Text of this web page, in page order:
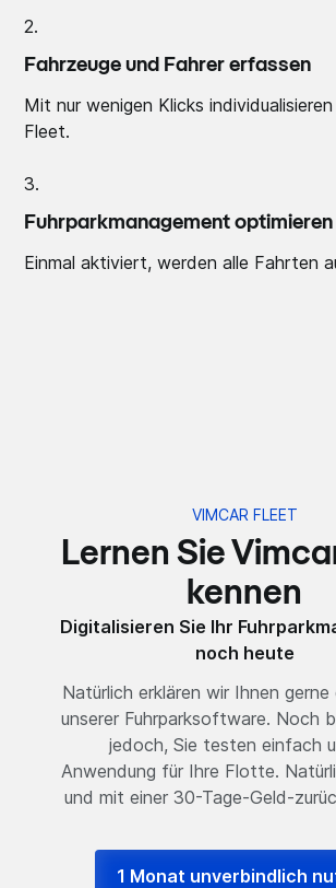
2.
Fahrzeuge und Fahrer erfassen
Mit nur wenigen Klicks
Fleet.
3.
Fuhrparkmanagement optimieren
Einmal aktiviert, werden alle Fahrten
VIMCAR FLEET
Lernen Sie
kennen
Digitalisieren Sie Ihr
noch heute
Natürlich erklären wir Ihnen
unserer Fuhrparksoftware. Noch
jedoch, Sie testen einfach
Anwendung für Ihre Flotte.
und mit einer 30-Tage-Geld-
1 Monat unverbindlich